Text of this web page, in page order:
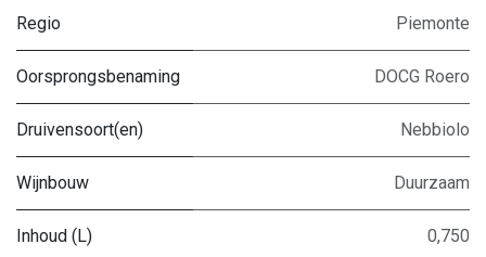
Regio Piemonte
Oorsprongsbenaming DOCG Roero
Druivensoort(en) Nebbiolo
Wijnbouw Duurzaam
Inhoud (L) 0,750